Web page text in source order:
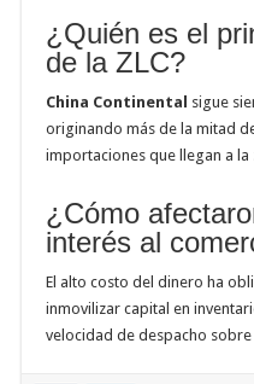
¿Quién es el
de la ZLC?
China Continental sigue
originando más de la mitad
importaciones que llegan a la
¿Cómo
interés al
El alto costo del dinero ha
inmovilizar capital en
velocidad de despacho